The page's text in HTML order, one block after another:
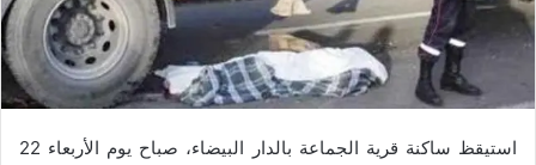
استيقظ ساكنة قرية الجماعة بالدار البيضاء، صباح يوم الأربعاء 22